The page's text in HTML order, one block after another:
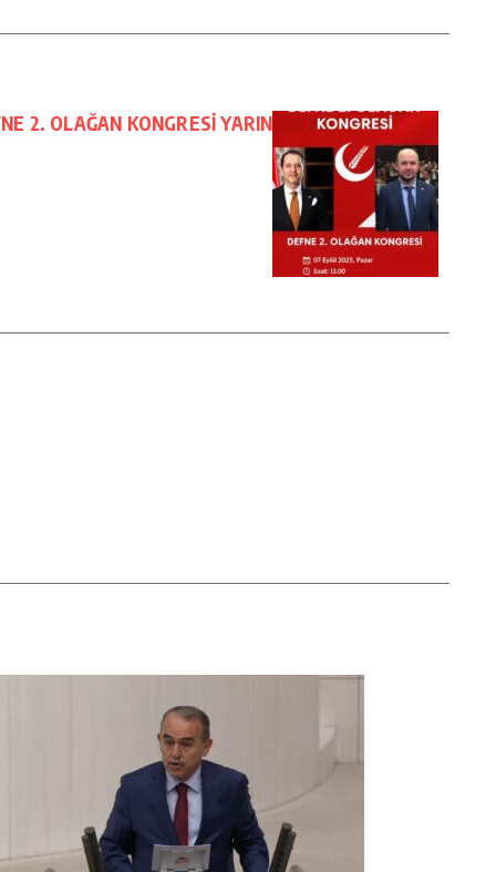
2. OLAĞAN KONGRESİ YARIN